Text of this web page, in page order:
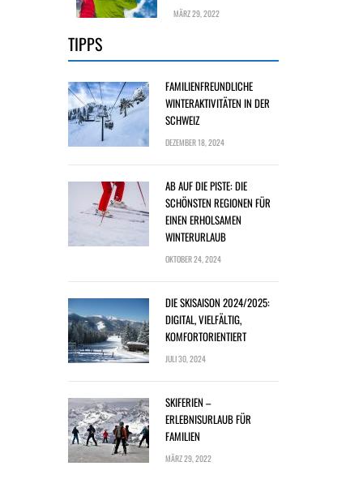
MÄRZ 29, 2022
TIPPS
FAMILIENFREUNDLICHE
WINTERAKTIVITÄTEN IN DER
SCHWEIZ
DEZEMBER 18, 2024
AB AUF DIE PISTE: DIE
SCHÖNSTEN REGIONEN FÜR
EINEN ERHOLSAMEN
WINTERURLAUB
OKTOBER 24, 2024
DIE SKISAISON 2024/2025:
DIGITAL, VIELFÄLTIG,
KOMFORTORIENTIERT
JULI 30, 2024
SKIFERIEN –
ERLEBNISURLAUB FÜR
FAMILIEN
MÄRZ 29, 2022